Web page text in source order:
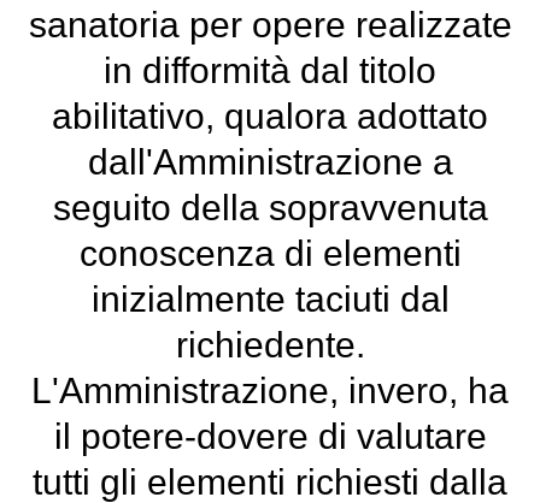
sanatoria per opere realizzate
in difformità dal titolo
abilitativo, qualora adottato
dall'Amministrazione a
seguito della sopravvenuta
conoscenza di elementi
inizialmente taciuti dal
richiedente.
L'Amministrazione, invero, ha
il potere-dovere di valutare
tutti gli elementi richiesti dalla